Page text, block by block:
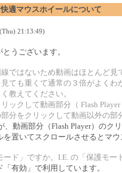
適マウスホイールについて
21:13:49)
うございます。
ではないため動画はほとんど見
ても重くて通常の３倍がよくわ
教えてください。
ックして動画部分（ Flash
分をクリックして動画以外の
、動画部分（Flash Player）の
を置いてスクロールさせるとマ
ード」ですか。I.E. の「保護モー
有効」で利用しています。